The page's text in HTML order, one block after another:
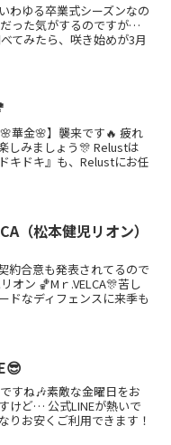
わゆる卒業式シーズンなの
った気がするのですが…
てみたら、咲き始めが3月
華金🌸】襲来です🔥 疲れ
しみましょう🎊 Relustは
キドキ』も、Relustにお任
（松本健児リオン）
約合意も発表されてるので
オン 🏀Mｒ.VELCA🎊苦し
ドなディフェンスに来季も
すね🎶素敵な金曜日をお
けど… 公式LINEが熱いで
りお安くご利用できます！